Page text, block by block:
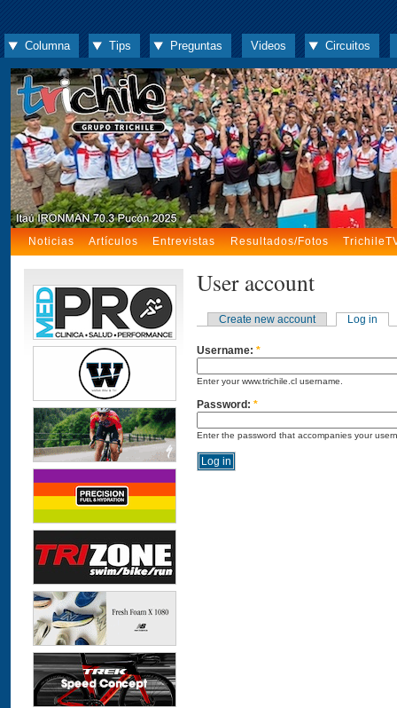
Columna Tips Preguntas Videos Circuitos
Noticias Artículos Entrevistas Resultados/Fotos
User account
Create new account Log in
Username: *
Enter your www.trichile.cl username.
Password: *
Enter the password that accompanies your